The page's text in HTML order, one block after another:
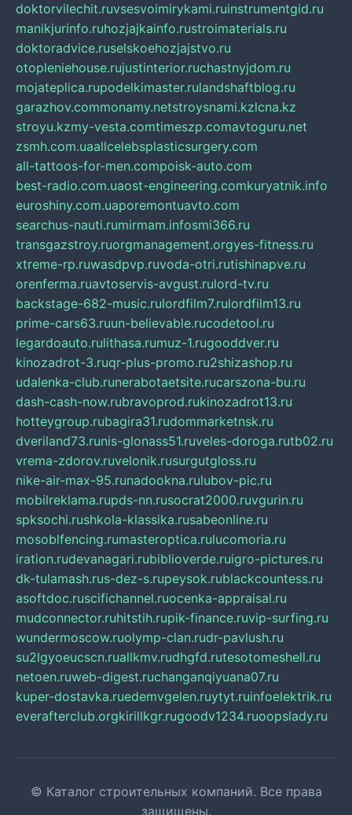
doktorvilechit.ruvsesvoimirykami.ruinstrumentgid.ru
manikjurinfo.ruhozjajkainfo.rustroimaterials.ru
doktoradvice.ruselskoehozjajstvo.ru
otopleniehouse.rujustinterior.ruchastnyjdom.ru
mojateplica.rupodelkimaster.rulandshaftblog.ru
garazhov.commonamy.netstroysnami.kzlcna.kz
stroyu.kzmy-vesta.comtimeszp.comavtoguru.net
zsmh.com.uaallcelebsplasticsurgery.com
all-tattoos-for-men.compoisk-auto.com
best-radio.com.uaost-engineering.comkuryatnik.info
euroshiny.com.uaporemontuavto.com
searchus-nauti.rumirmam.infosmi366.ru
transgazstroy.ruorgmanagement.orgyes-fitness.ru
xtreme-rp.ruwasdpvp.ruvoda-otri.rutishinapve.ru
orenferma.ruavtoservis-avgust.rulord-tv.ru
backstage-682-music.rulordfilm7.rulordfilm13.ru
prime-cars63.ruun-believable.rucodetool.ru
legardoauto.rulithasa.rumuz-1.rugooddver.ru
kinozadrot-3.ruqr-plus-promo.ru2shizashop.ru
udalenka-club.runerabotaetsite.rucarszona-bu.ru
dash-cash-now.rubravoprod.rukinozadrot13.ru
hotteygroup.rubagira31.rudommarketnsk.ru
dveriland73.runis-glonass51.ruveles-doroga.rutb02.ru
vrema-zdorov.ruvelonik.rusurgutgloss.ru
nike-air-max-95.runadookna.rulubov-pic.ru
mobilreklama.rupds-nn.rusocrat2000.ruvgurin.ru
spksochi.rushkola-klassika.rusabeonline.ru
mosoblfencing.rumasteroptica.rulucomoria.ru
iration.rudevanagari.rubiblioverde.ruigro-pictures.ru
dk-tulamash.rus-dez-s.rupeysok.rublackcountess.ru
asoftdoc.ruscifichannel.ruocenka-appraisal.ru
mudconnector.ruhitstih.rupik-finance.ruvip-surfing.ru
wundermoscow.ruolymp-clan.rudr-pavlush.ru
su2lgyoeucscn.ruallkmv.rudhgfd.rutesotomeshell.ru
netoen.ruweb-digest.ruchanganqiyuana07.ru
kuper-dostavka.ruedemvgelen.ruytyt.ruinfoelektrik.ru
everafterclub.orgkirillkgr.rugoodv1234.ruoopslady.ru
© Каталог строительных компаний. Все права
защищены.